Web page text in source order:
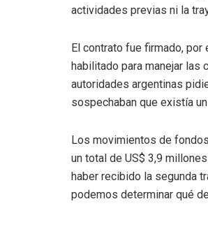
actividades previas ni la
El contrato fue firmado,
habilitado para manejar las
autoridades argentinas
sospechaban que existía
Los movimientos de
un total de US$ 3,9
haber recibido la segunda
podemos determinar qué